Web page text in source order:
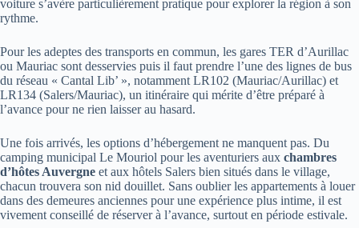
voiture s’avère particulièrement pratique pour explorer la région à son
rythme.
Pour les adeptes des transports en commun, les gares TER d’Aurillac
ou Mauriac sont desservies puis il faut prendre l’une des lignes de bus
du réseau « Cantal Lib’ », notamment LR102 (Mauriac/Aurillac) et
LR134 (Salers/Mauriac), un itinéraire qui mérite d’être préparé à
l’avance pour ne rien laisser au hasard.
Une fois arrivés, les options d’hébergement ne manquent pas. Du
camping municipal Le Mouriol pour les aventuriers aux chambres
d’hôtes Auvergne et aux hôtels Salers bien situés dans le village,
chacun trouvera son nid douillet. Sans oublier les appartements à louer
dans des demeures anciennes pour une expérience plus intime, il est
vivement conseillé de réserver à l’avance, surtout en période estivale.